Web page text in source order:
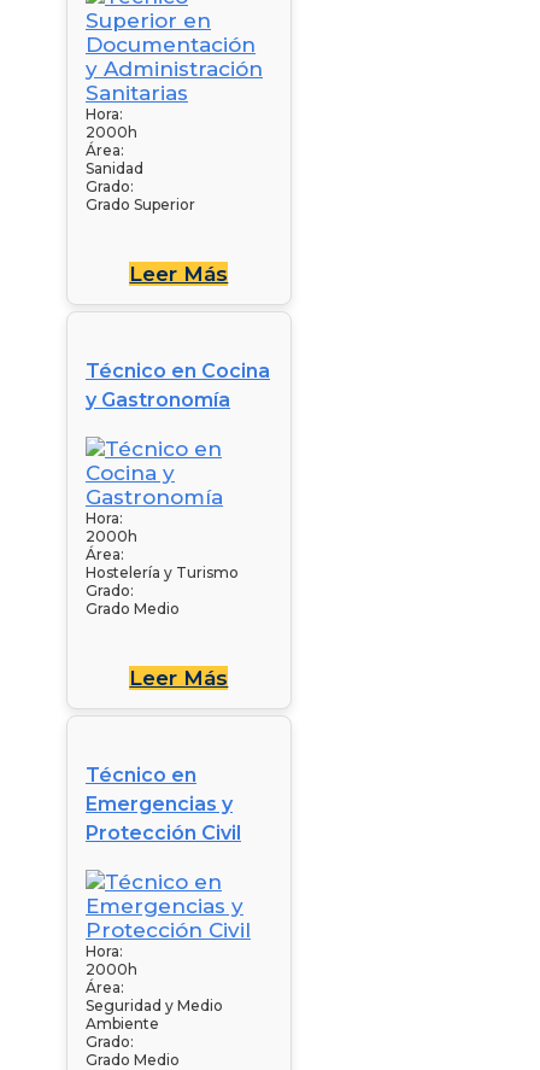
Hora:
2000h
Área:
Sanidad
Grado:
Grado Superior
Leer Más
Técnico en Cocina
y Gastronomía
Hora:
2000h
Área:
Hostelería y Turismo
Grado:
Grado Medio
Leer Más
Técnico en
Emergencias y
Protección Civil
Hora:
2000h
Área:
Seguridad y Medio
Ambiente
Grado:
Grado Medio